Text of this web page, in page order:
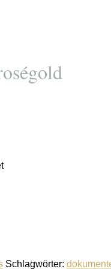
Schlagwörter: